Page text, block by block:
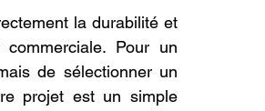
la durabilité et
Pour un
de sélectionner un
projet est un simple